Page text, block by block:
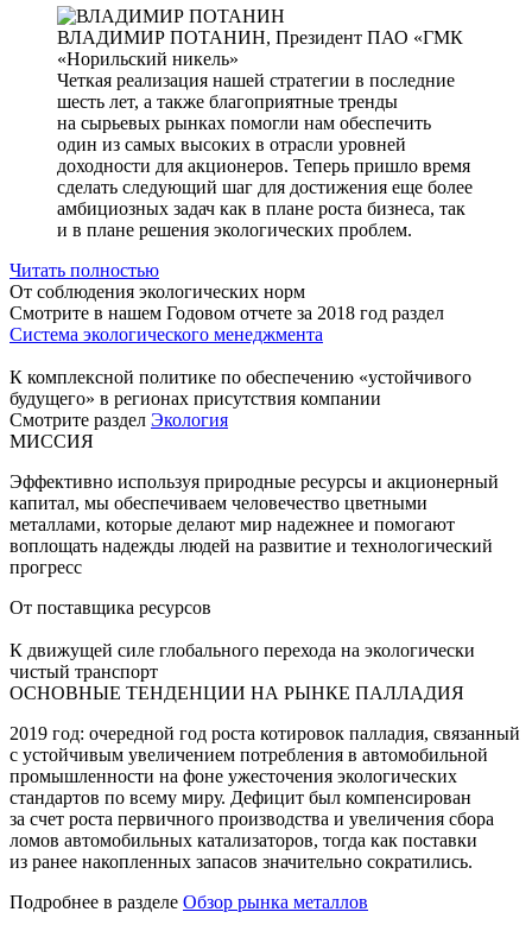
ВЛАДИМИР ПОТАНИН, Президент ПАО «ГМК
«Норильский никель»
Четкая реализация нашей стратегии в последние
шесть лет, а также благоприятные тренды
на сырьевых рынках помогли нам обеспечить
один из самых высоких в отрасли уровней
доходности для акционеров. Теперь пришло время
сделать следующий шаг для достижения еще более
амбициозных задач как в плане роста бизнеса, так
и в плане решения экологических проблем.
Читать полностью
От соблюдения экологических норм
Смотрите в нашем Годовом отчете за 2018 год раздел
Система экологического менеджмента
К комплексной политике по обеспечению «устойчивого
будущего» в регионах присутствия компании
Смотрите раздел Экология
МИССИЯ
Эффективно используя природные ресурсы и акционерный
капитал, мы обеспечиваем человечество цветными
металлами, которые делают мир надежнее и помогают
воплощать надежды людей на развитие и технологический
прогресс
От поставщика ресурсов
К движущей силе глобального перехода на экологически
чистый транспорт
ОСНОВНЫЕ ТЕНДЕНЦИИ НА РЫНКЕ ПАЛЛАДИЯ
2019 год: очередной год роста котировок палладия, связанный
с устойчивым увеличением потребления в автомобильной
промышленности на фоне ужесточения экологических
стандартов по всему миру. Дефицит был компенсирован
за счет роста первичного производства и увеличения сбора
ломов автомобильных катализаторов, тогда как поставки
из ранее накопленных запасов значительно сократились.
Подробнее в разделе Обзор рынка металлов